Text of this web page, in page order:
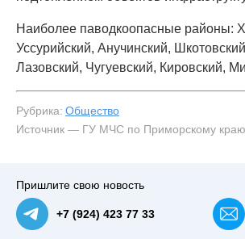
Наиболее паводкоопасные районы:
Уссурийский, Анучинский,
Лазовский, Чугуевский, Кировский,
Рубрика: Общество
Источник — ГУ МЧС по Приморскому краю
Пришлите свою новость
+7 (924) 423 77 33